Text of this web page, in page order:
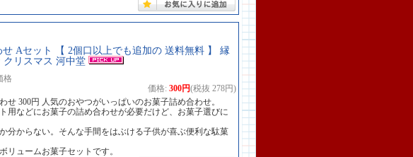
せ Aセット 【 2個口以上でも追加の 送料無料 】 縁
クリスマス 河中堂
格
価格: 300円(税抜 278円)
せ 300円 人気のおやつがいっぱいのお菓子詰め合わせ。
用などにお菓子の詰め合わせが必要だけど、お菓子選びに
分からない。そんな手間をはぶける子供が喜ぶ便利な駄菓
リュームお菓子セットです。